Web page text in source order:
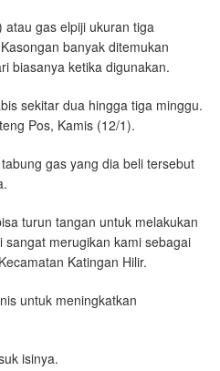
atau gas elpiji ukuran tiga
banyak ditemukan
biasanya ketika digunakan.
sekitar dua hingga tiga minggu.
Pos, Kamis (12/1).
gas yang dia beli tersebut
turun tangan untuk melakukan
merugikan kami sebagai
Katingan Hilir.
untuk meningkatkan
isinya.